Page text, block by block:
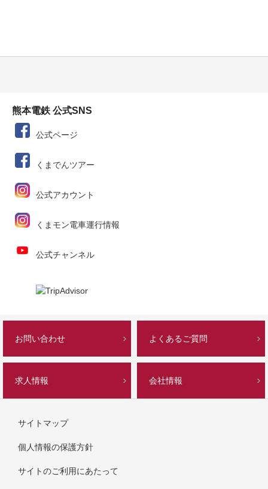
熊本電鉄 公式SNS
公式ページ
くまでんツアー
公式アカウント
くまモン電車運行情報
公式チャンネル
お問い合わせ よくあるご質問
求人情報 会社情報
サイトマップ
個人情報の保護方針
サイトのご利用にあたって